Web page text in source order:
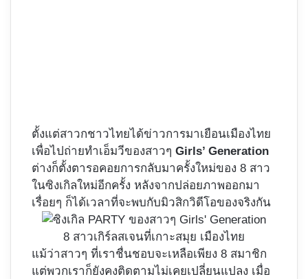
ตั้งแต่สาวกชาวไทยได้ข่าวการมาเยือนเมืองไทย
เพื่อไปถ่ายทำเอ็มวีของสาวๆ Girls’ Generation
ต่างก็ตั้งตารอคอยการกลับมาครั้งใหม่ของ 8 สาว
ในซิงเกิลใหม่อีกครั้ง หลังจากปล่อยภาพออกมา
เรื่อยๆ ก็ได้เวลาที่จะพบกับมิวสิกวิดีโอของจริงกัน
8 สาวเกิร์ลสเจนที่เกาะสมุย เมืองไทย
แม้ว่าสาวๆ ที่เราชื่นชอบจะเหลือเพียง 8 สมาชิก
แต่พวกเราก็ยังคงติดตามไม่เคยเปลี่ยนแปลง เมื่อ